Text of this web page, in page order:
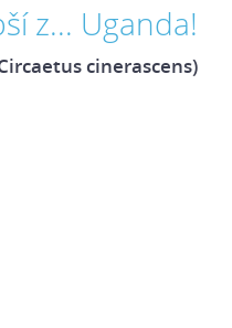
z... Uganda!
cinerascens)